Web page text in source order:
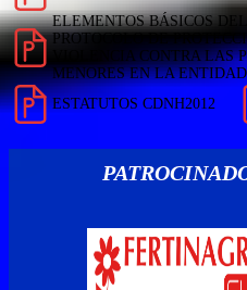
ELEMENTOS BÁSICOS DEL
PROTOCOLO DE
VIOLENCIA CONTRA LAS
MENORES EN LA
ESTATUTOS CDNH2012